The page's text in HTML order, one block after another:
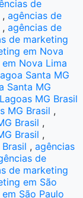
de
,agências de
,agências de
de marketing
em Nova
Nova Lima
Santa MG
Santa MG
MG Brasil
MG Brasil ,
Brasil ,
Brasil ,
,agências
de
de marketing
em São
São Paulo